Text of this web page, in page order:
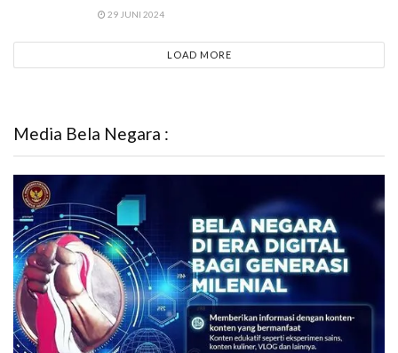
29 JUNI 2024
LOAD MORE
Media Bela Negara :